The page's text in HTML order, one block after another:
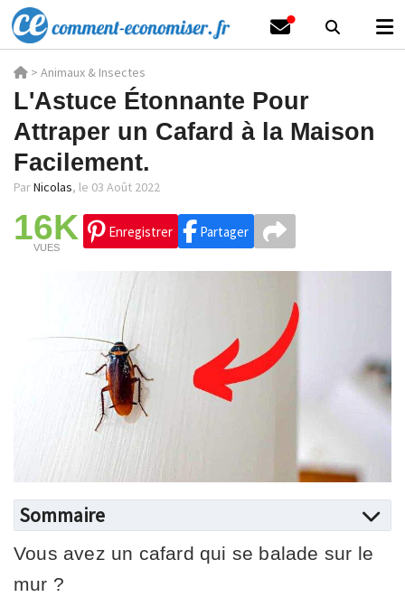
> Animaux & Insectes
L'Astuce Étonnante Pour
Attraper un Cafard à la Maison
Facilement.
ParNicolas, le 03 Août 2022
16K
VUES
Enregistrer Partager
Sommaire
Vous avez un cafard qui se balade sur le
mur ?